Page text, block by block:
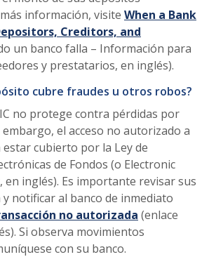
información, visite When a Bank
Creditors, and
un banco falla – Información para
y prestatarios, en inglés).
cubre fraudes u otros robos?
no protege contra pérdidas por
el acceso no autorizado a
cubierto por la Ley de
de Fondos (o Electronic
en inglés). Es importante revisar sus
notificar al banco de inmediato
no autorizada (enlace
Si observa movimientos
con su banco.